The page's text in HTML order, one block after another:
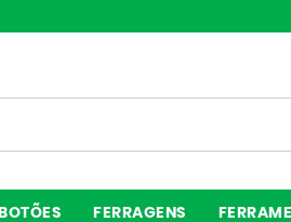
BOTÕES FERRAGENS